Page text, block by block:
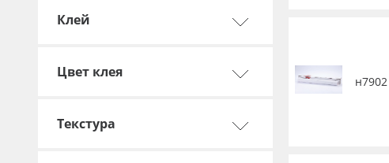
Клей
Цвет клея
Текстура
н7902